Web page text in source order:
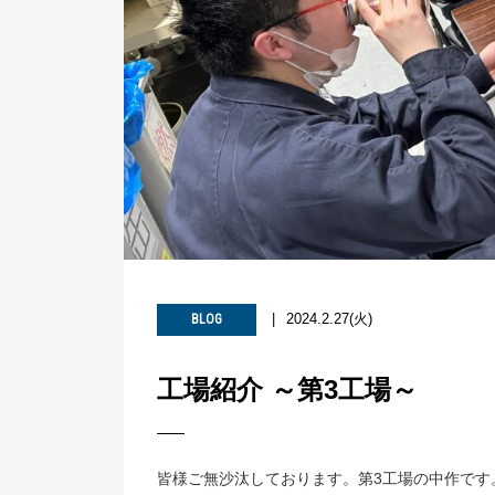
BLOG 2024.2.27(火)
工場紹介 ～第3工場～
皆様ご無沙汰しております。第3工場の中作です